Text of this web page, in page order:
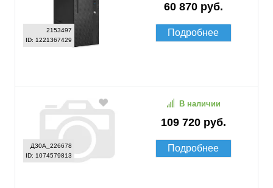
2153497
ID: 1221367429
60 870 руб.
Подробнее
Д30А_226678
ID: 1074579813
109 720 руб.
В наличии
Подробнее